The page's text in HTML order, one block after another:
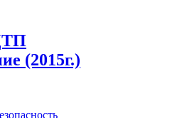
(2015г.)